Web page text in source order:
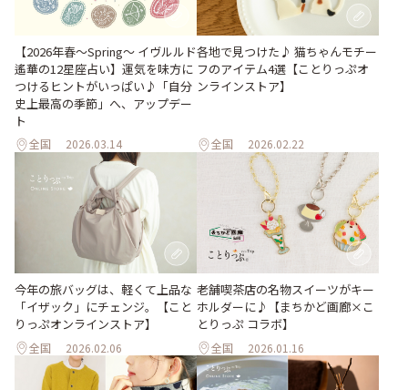
【2026年春～Spring～ イヴルルド
遙華の12星座占い】運気を味方に
つけるヒントがいっぱい♪「自分
史上最高の季節」へ、アップデー
ト
全国 2026.03.14
各地で見つけた♪ 猫ちゃんモチー
フのアイテム4選【ことりっぷオ
ンラインストア】
全国 2026.02.22
今年の旅バッグは、軽くて上品な
「イザック」にチェンジ。【こと
りっぷオンラインストア】
全国 2026.02.06
老舗喫茶店の名物スイーツがキー
ホルダーに♪【まちかど画廊×こ
とりっぷ コラボ】
全国 2026.01.16